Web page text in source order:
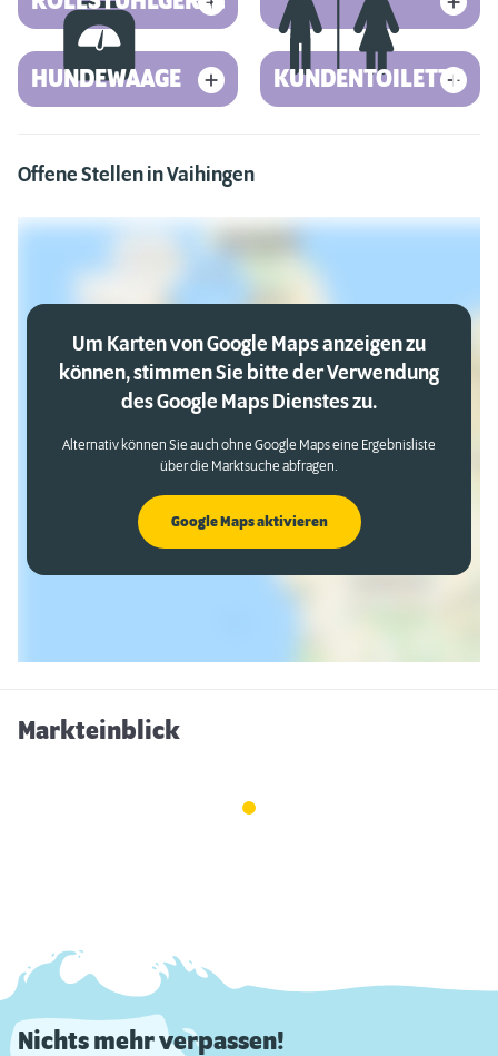
HUNDEWAAGE KUNDENTOILETTE
Offene Stellen in Vaihingen
Um Karten von Google Maps anzeigen zu
können, stimmen Sie bitte der Verwendung
des Google Maps Dienstes zu.
Alternativ können Sie auch ohne Google Maps eine Ergebnisliste
über die Marktsuche abfragen.
Google Maps aktivieren
Markteinblick
Nichts mehr verpassen!